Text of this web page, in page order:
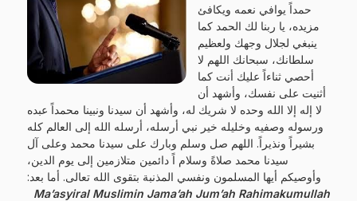
حمداً يوافي نعمه ويكافئ
مزيده، يا ربنا لك الحمد كما
ينبغي لجلال وجهك ولعظيم
سلطانك، سبحانك اللهم لا
أحصي ثناءاً عليك أنت كما
أثنيت على نفسك، وأشهد أن
لا إله إلا الله وحده لا شريك له، وأشهد أن سيدنا ونبينا محمداً عبده
ورسوله وصفيه وخليله خير نبي أرسله، أرسله الله إلى العالم كله
بشيراً ونذيراً. اللهم صل وسلم وبارك على سيدنا محمد وعلى آل
سيدنا محمد صلاةً وسلام اً دائمين متلازمين إلى يوم الدين،
وأوصيكم أيها المسلمون ونفسي المذنبة بتقوى الله تعالى. أما بعد:
Ma’asyiral Muslimin Jama’ah Jum’ah Rahimakumullah